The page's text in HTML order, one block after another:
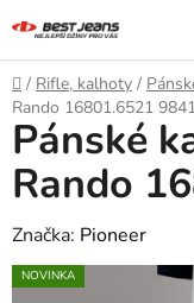
na
obsah
Domů
/ Rifle, kalhoty /
Rando 16801.6521
Pánské
Rando
Značka: Pioneer
NOVINKA